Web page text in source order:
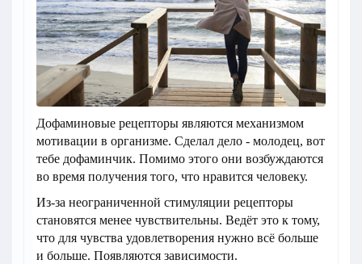
Дофаминовые рецепторы являются механизмом
мотивации в организме. Сделал дело - молодец, вот
тебе дофаминчик. Помимо этого они возбуждаются
во время получения того, что нравится человеку.
Из-за неограниченной стимуляции рецепторы
становятся менее чувствительны. Ведёт это к тому,
что для чувства удовлетворения нужно всё больше
и больше. Появляются зависимости.